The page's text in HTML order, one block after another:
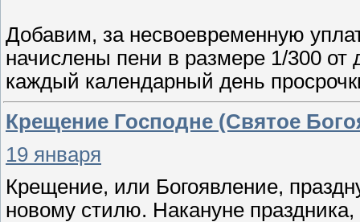
Добавим, за несвоевременную
начислены пени в размере 1/300
каждый календарный день
Крещение Господне (Святое
19 января
Крещение, или Богоявление,
новому стилю. Накануне праздника,